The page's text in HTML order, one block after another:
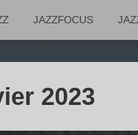
JAZZFOCUS
2023